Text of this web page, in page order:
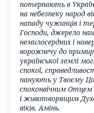
потерпають в
на небезпеку народ
нападу чужинців і
Господи, джерело
немилосердних і
ворожнечу до
української землі
спокої,
панують у Твоєму
споконвічним Отцем
і животворящим
віків. Амінь.